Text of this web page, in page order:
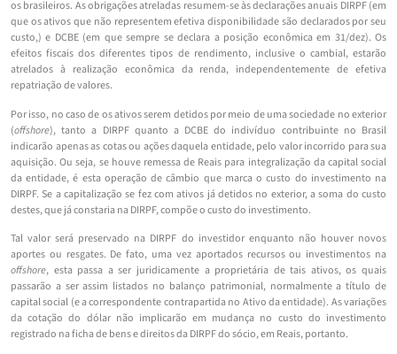
os brasileiros. As obrigações atreladas resumem-se às declarações anuais DIRPF (em
que os ativos que não representem efetiva disponibilidade são declarados por seu
custo,) e DCBE (em que sempre se declara a posição econômica em 31/dez). Os
efeitos fiscais dos diferentes tipos de rendimento, inclusive o cambial, estarão
atrelados à realização econômica da renda, independentemente de efetiva
repatriação de valores.
Por isso, no caso de os ativos serem detidos por meio de uma sociedade no exterior
(offshore), tanto a DIRPF quanto a DCBE do indivíduo contribuinte no Brasil
indicarão apenas as cotas ou ações daquela entidade, pelo valor incorrido para sua
aquisição. Ou seja, se houve remessa de Reais para integralização da capital social
da entidade, é esta operação de câmbio que marca o custo do investimento na
DIRPF. Se a capitalização se fez com ativos já detidos no exterior, a soma do custo
destes, que já constaria na DIRPF, compõe o custo do investimento.
Tal valor será preservado na DIRPF do investidor enquanto não houver novos
aportes ou resgates. De fato, uma vez aportados recursos ou investimentos na
offshore, esta passa a ser juridicamente a proprietária de tais ativos, os quais
passarão a ser assim listados no balanço patrimonial, normalmente a título de
capital social (e a correspondente contrapartida no Ativo da entidade). As variações
da cotação do dólar não implicarão em mudança no custo do investimento
registrado na ficha de bens e direitos da DIRPF do sócio, em Reais, portanto.